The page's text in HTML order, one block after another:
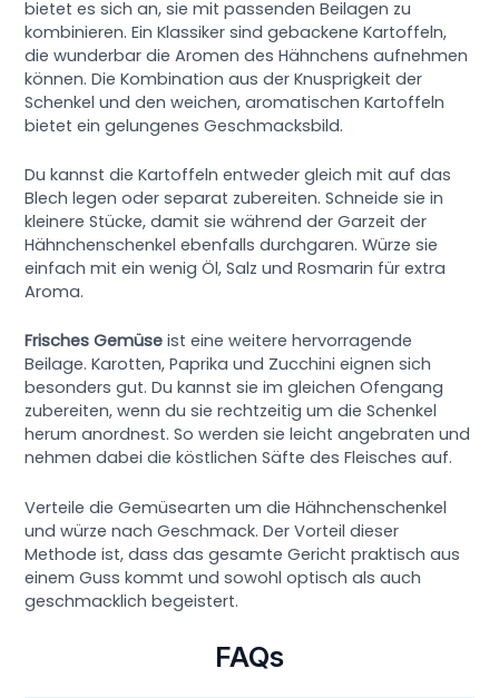
bietet es sich an, sie mit passenden Beilagen zu
kombinieren. Ein Klassiker sind gebackene Kartoffeln,
die wunderbar die Aromen des Hähnchens aufnehmen
können. Die Kombination aus der Knusprigkeit der
Schenkel und den weichen, aromatischen Kartoffeln
bietet ein gelungenes Geschmacksbild.
Du kannst die Kartoffeln entweder gleich mit auf das
Blech legen oder separat zubereiten. Schneide sie in
kleinere Stücke, damit sie während der Garzeit der
Hähnchenschenkel ebenfalls durchgaren. Würze sie
einfach mit ein wenig Öl, Salz und Rosmarin für extra
Aroma.
Frisches Gemüse ist eine weitere hervorragende
Beilage. Karotten, Paprika und Zucchini eignen sich
besonders gut. Du kannst sie im gleichen Ofengang
zubereiten, wenn du sie rechtzeitig um die Schenkel
herum anordnest. So werden sie leicht angebraten und
nehmen dabei die köstlichen Säfte des Fleisches auf.
Verteile die Gemüsearten um die Hähnchenschenkel
und würze nach Geschmack. Der Vorteil dieser
Methode ist, dass das gesamte Gericht praktisch aus
einem Guss kommt und sowohl optisch als auch
geschmacklich begeistert.
FAQs